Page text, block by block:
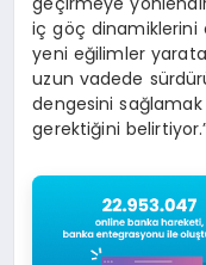
iç göç dinamiklerini
yeni eğilimler
uzun vadede
dengesini
gerektiğini